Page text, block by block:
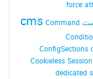
force
cms Command
ConfigSections
Cookieless Session
dedicated